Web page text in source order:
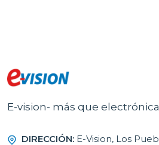
E-vision- más que electrónica
DIRECCIÓN: E-Vision, Los